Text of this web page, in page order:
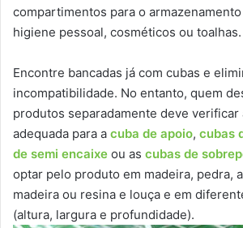
compartimentos para o
higiene pessoal, cosméticos ou toalhas.
Encontre bancadas já com cubas e
incompatibilidade. No entanto, quem
produtos separadamente deve verificar
adequada para a cuba de apoio, cubas
de semi encaixe ou as cubas de
optar pelo produto em madeira, pedra,
madeira ou resina e louça e em
(altura, largura e profundidade).